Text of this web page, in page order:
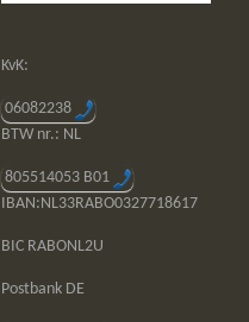
KvK:
06082238
BTW nr.: NL
805514053 B01
IBAN:NL33RABO0327718617
BIC RABONL2U
Postbank DE